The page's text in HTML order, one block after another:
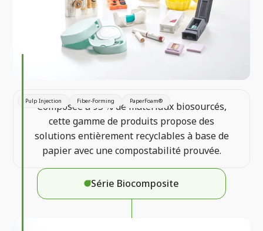
Pulp Injection Fiber-Forming PaperFoam®
Composée à 95 % de matériaux biosourcés,
cette gamme de produits propose des
solutions entièrement recyclables à base de
papier avec une compostabilité prouvée.
Série Biocomposite